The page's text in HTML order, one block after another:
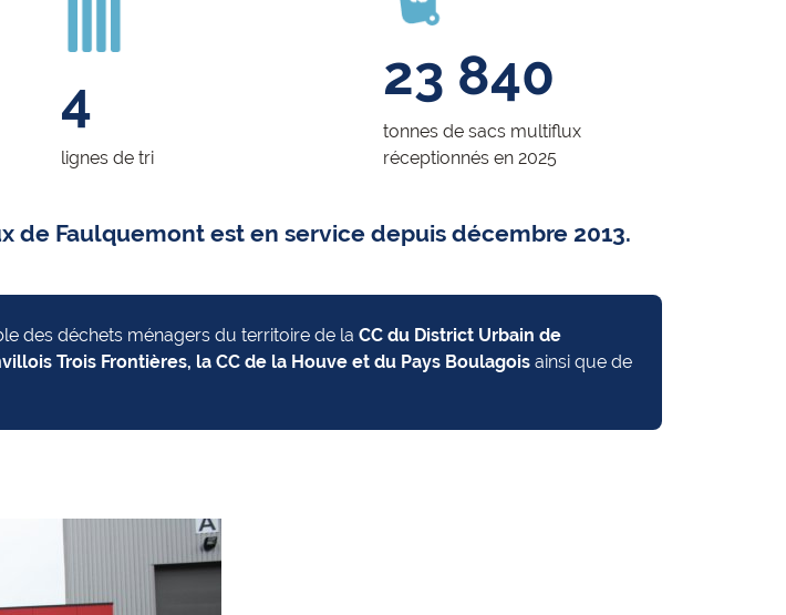
4
lignes de tri
23 840
tonnes de sacs multiflux
réceptionnés en 2025
de Faulquemont est en service depuis décembre 2013.
des déchets ménagers du territoire de la CC du District Urbain de
Trois Frontières, la CC de la Houve et du Pays Boulagois ainsi que de